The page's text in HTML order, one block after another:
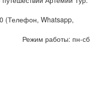
(Телефон, Whatsapp,
Режим работы: пн-сб